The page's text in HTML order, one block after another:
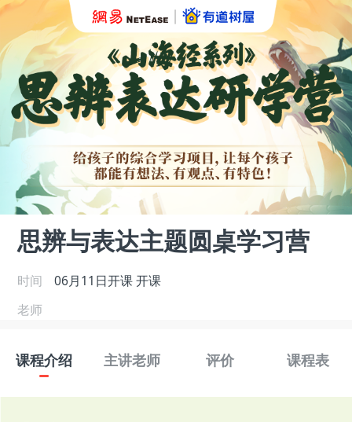
思辨与表达主题圆桌学习营
时间 06月11日开课开课
老师
课程介绍 主讲老师 评价 课程表